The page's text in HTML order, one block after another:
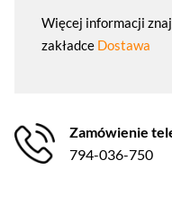
Więcej informacji
zakładce Dostawa
Zamówienie
794-036-750